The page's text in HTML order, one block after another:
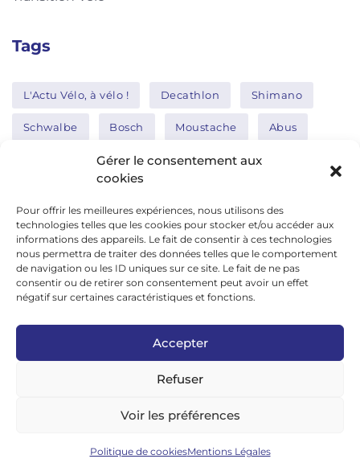
Gérer le consentement aux
cookies
Pour offrir les meilleures expériences, nous utilisons des
technologies telles que les cookies pour stocker et/ou accéder aux
informations des appareils. Le fait de consentir à ces technologies
nous permettra de traiter des données telles que le comportement
de navigation ou les ID uniques sur ce site. Le fait de ne pas
consentir ou de retirer son consentement peut avoir un effet
négatif sur certaines caractéristiques et fonctions.
Accepter
Refuser
Voir les préférences
Politique de cookiesMentions Légales
Tags
L'Actu Vélo, à vélo ! Decathlon Shimano
Schwalbe Bosch Moustache Abus
Thule Nakamura
Réseaux sociaux
google news
facebook
twitter